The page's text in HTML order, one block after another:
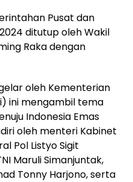
Pusat dan
ditutup oleh Wakil
Raka dengan
oleh Kementerian
ini mengambil tema
Indonesia Emas
oleh menteri Kabinet
Pol Listyo Sigit
Maruli Simanjuntak,
Tonny Harjono, serta